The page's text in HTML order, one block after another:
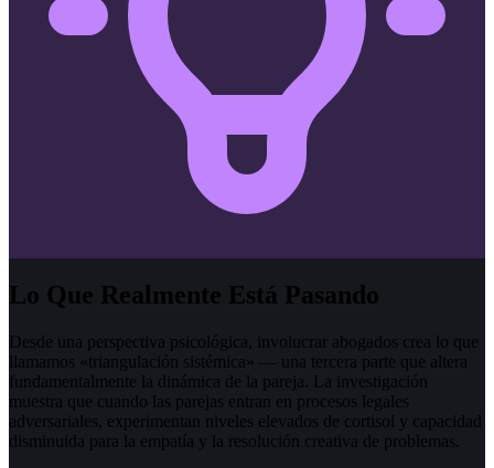
Lo Que Realmente Está Pasando
Desde una perspectiva psicológica, involucrar abogados crea lo que
llamamos «triangulación sistémica» — una tercera parte que altera
fundamentalmente la dinámica de la pareja. La investigación
muestra que cuando las parejas entran en procesos legales
adversariales, experimentan niveles elevados de cortisol y capacidad
disminuida para la empatía y la resolución creativa de problemas.